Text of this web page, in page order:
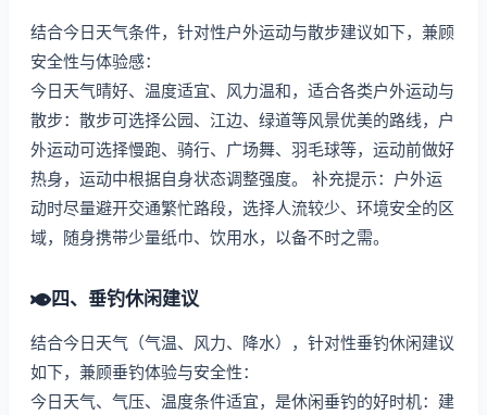
结合今日天气条件，针对性户外运动与散步建议如下，兼顾
安全性与体验感：
今日天气晴好、温度适宜、风力温和，适合各类户外运动与
散步：散步可选择公园、江边、绿道等风景优美的路线，户
外运动可选择慢跑、骑行、广场舞、羽毛球等，运动前做好
热身，运动中根据自身状态调整强度。 补充提示：户外运
动时尽量避开交通繁忙路段，选择人流较少、环境安全的区
域，随身携带少量纸巾、饮用水，以备不时之需。
四、垂钓休闲建议
结合今日天气（气温、风力、降水），针对性垂钓休闲建议
如下，兼顾垂钓体验与安全性：
今日天气、气压、温度条件适宜，是休闲垂钓的好时机：建